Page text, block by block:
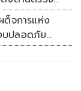
ด็จการแห่ง
บปลอดภัย